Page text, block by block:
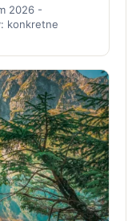
2026 -
konkretne